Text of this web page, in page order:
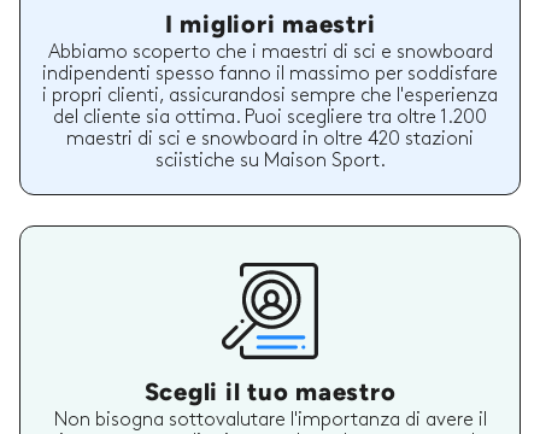
I migliori maestri
Abbiamo scoperto che i maestri di sci e snowboard
indipendenti spesso fanno il massimo per soddisfare
i propri clienti, assicurandosi sempre che l'esperienza
del cliente sia ottima. Puoi scegliere tra oltre 1.200
maestri di sci e snowboard in oltre 420 stazioni
sciistiche su Maison Sport.
Scegli il tuo maestro
Non bisogna sottovalutare l'importanza di avere il